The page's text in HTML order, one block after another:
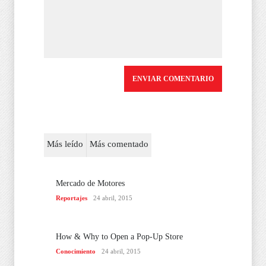
Más leído Más comentado
Mercado de Motores
Reportajes 24 abril, 2015
How & Why to Open a Pop-Up Store
Conocimiento 24 abril, 2015